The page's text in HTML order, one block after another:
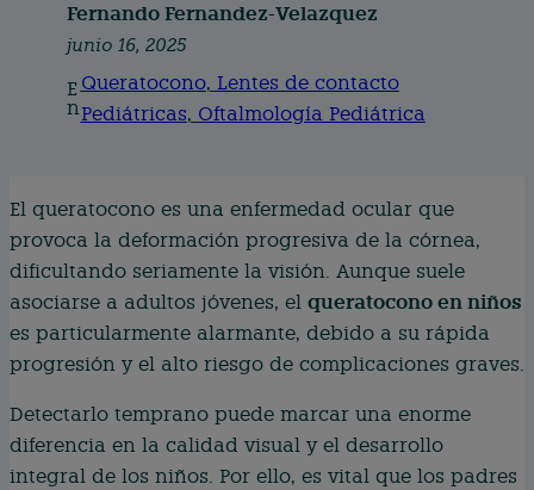
Fernando Fernandez-Velazquez
junio 16, 2025
E
n
Queratocono, Lentes de contacto
Pediátricas, Oftalmología Pediátrica
El queratocono es una enfermedad ocular que
provoca la deformación progresiva de la córnea,
dificultando seriamente la visión. Aunque suele
asociarse a adultos jóvenes, el queratocono en niños
es particularmente alarmante, debido a su rápida
progresión y el alto riesgo de complicaciones graves.
Detectarlo temprano puede marcar una enorme
diferencia en la calidad visual y el desarrollo
integral de los niños. Por ello, es vital que los padres